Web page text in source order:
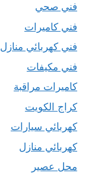
فني صحي
فني كاميرات
فني كهربائي منازل
فني مكيفات
كاميرات مراقبة
كراج الكويت
كهربائي سيارات
كهربائي منازل
محل عصير